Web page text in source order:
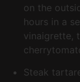
on the
hours in a
vinaigrette,
Steak